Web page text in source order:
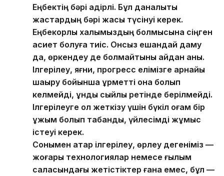
Еңбектің бәрі қадірлі. Бұл даналықты
жастардың бәрі жақсы түсінуі керек.
Еңбекқорлық халқымыздың болмысына сіңген
қасиет болуға тиіс. Онсыз ешқандай даму
да, өркендеу де болмайтыны айдан анық.
Ілгерілеу, яғни, прогресс елімізге арнайы
шақыру бойынша құрметті қонақ болып
келмейді, құнды сыйлық ретінде берілмейді.
Ілгерілеуге қол жеткізу үшін бүкіл қоғам бір
ұжым болып табанды, үйлесімді жұмыс
істеуі керек.
Сонымен қатар ілгерілеу, өрлеу дегеніміз —
жоғары технологиялар немесе ғылым
саласындағы жетістіктер ғана емес, бұл —